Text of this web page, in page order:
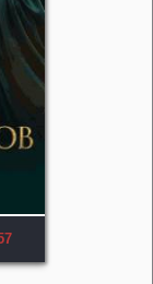
5.54